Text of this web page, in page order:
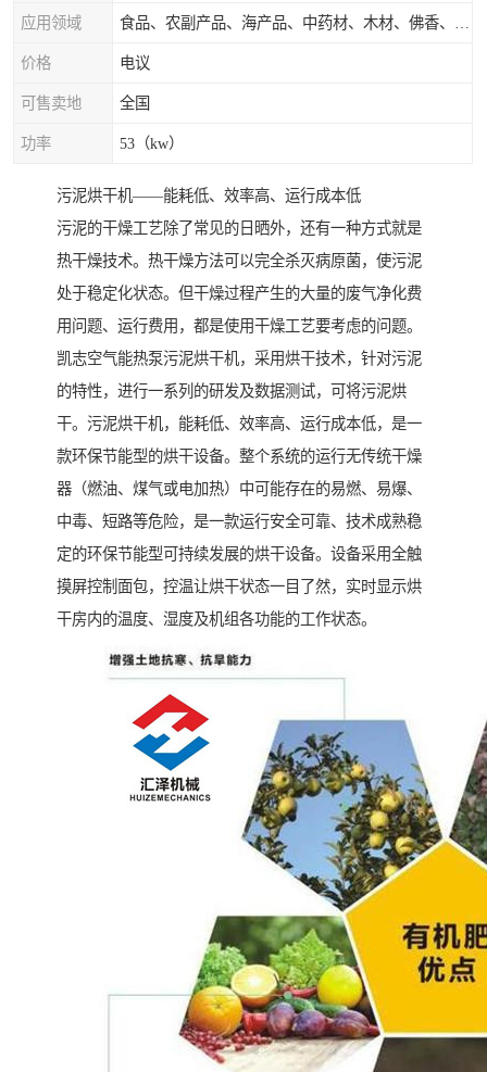
应用领域
价格 电议
可售卖地 全国
功率 53（kw）
污泥烘干机——能耗低、效率高、运行成本低
污泥的干燥工艺除了常见的日晒外，还有一种方式就是
热干燥技术。热干燥方法可以完全杀灭病原菌，使污泥
处于稳定化状态。但干燥过程产生的大量的废气净化费
用问题、运行费用，都是使用干燥工艺要考虑的问题。
凯志空气能热泵污泥烘干机，采用烘干技术，针对污泥
的特性，进行一系列的研发及数据测试，可将污泥烘
干。污泥烘干机，能耗低、效率高、运行成本低，是一
款环保节能型的烘干设备。整个系统的运行无传统干燥
器（燃油、煤气或电加热）中可能存在的易燃、易爆、
中毒、短路等危险，是一款运行安全可靠、技术成熟稳
定的环保节能型可持续发展的烘干设备。设备采用全触
摸屏控制面包，控温让烘干状态一目了然，实时显示烘
干房内的温度、湿度及机组各功能的工作状态。